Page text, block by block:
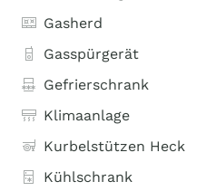
Gasherd
Gasspürgerät
Gefrierschrank
Klimaanlage
Kurbelstützen Heck
Kühlschrank